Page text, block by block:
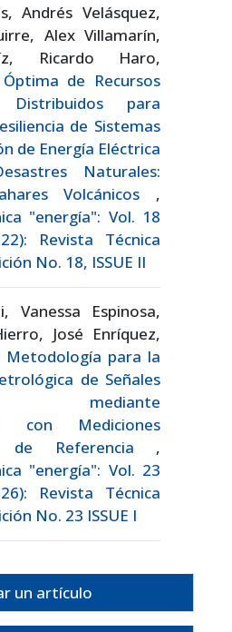
Andrés Velásquez,
Alex Villamarín,
Ricardo Haro,
de Recursos
Distribuidos para
de Sistemas
de Energía Eléctrica
Naturales:
Volcánicos ,
"energía": Vol. 18
Revista Técnica
No. 18, ISSUE II
Vanessa Espinosa,
José Enríquez,
Metodología para la
de Señales
mediante
con Mediciones
de Referencia ,
"energía": Vol. 23
Revista Técnica
No. 23 ISSUE I
un artículo